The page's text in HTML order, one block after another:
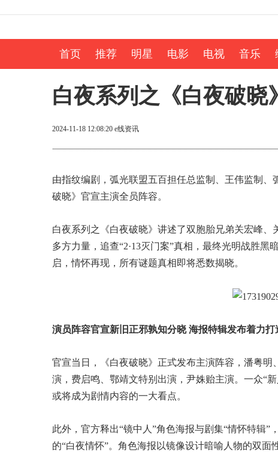
首页 推荐 明星 电影 电视 音乐
白夜系列之《白夜破晓
2024-11-18 12:08:20 e线资讯
由指纹编剧，弧光联盟五百担任总监制、王伟监制
破晓》官宣主演全员阵容。
白夜系列之《白夜破晓》讲述了双胞胎兄弟关宏峰
多方力量，追查“2·13灭门案”真相，最终光明战胜
启，情怀再现，所有谜题真相即将悉数揭晓。
演员阵容官宣新旧正邪孰知分晓 海报特辑发布着力打
官宣当日，《白夜破晓》正式发布主演阵容，潘粤
演，费启鸣、鄂靖文特别出演，尹姝贻主演。一众“
或将成为剧情内容的一大看点。
此外，官方释出“镜中人”角色海报与剧集“情怀特辑
的“白夜情怀”。角色海报以镜像设计暗喻人物的双